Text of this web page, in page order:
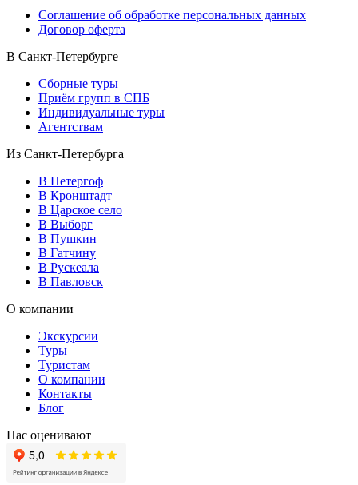
Соглашение об обработке персональных данных
Договор оферта
В Санкт-Петербурге
Сборные туры
Приём групп в СПБ
Индивидуальные туры
Агентствам
Из Санкт-Петербурга
В Петергоф
В Кронштадт
В Царское село
В Выборг
В Пушкин
В Гатчину
В Рускеала
В Павловск
О компании
Экскурсии
Туры
Туристам
О компании
Контакты
Блог
Нас оценивают